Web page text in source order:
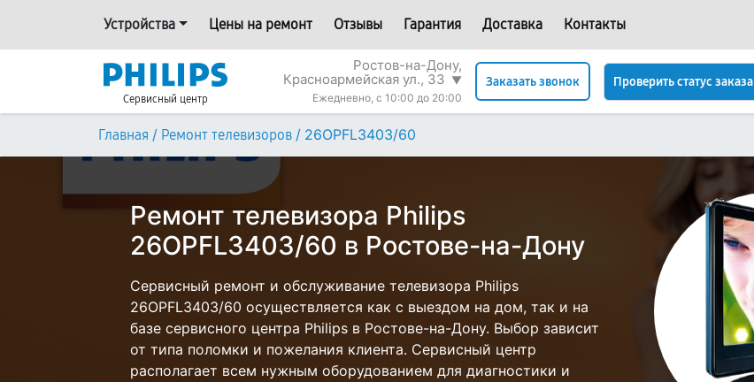
Устройства Цены на ремонт Отзывы Гарантия Доставка Контакты
Сервисный центр
Ростов-на-Дону,
Красноармейская ул., 33 ▼
Ежедневно, с 10:00 до 20:00
Заказать звонок Проверить статус заказа
Главная / Ремонт телевизоров / 26OPFL3403/60
Ремонт телевизора Philips
26OPFL3403/60 в Ростове-на-Дону
Сервисный ремонт и обслуживание телевизора Philips
26OPFL3403/60 осуществляется как с выездом на дом, так и на
базе сервисного центра Philips в Ростове-на-Дону. Выбор зависит
от типа поломки и пожелания клиента. Сервисный центр
располагает всем нужным оборудованием для диагностики и